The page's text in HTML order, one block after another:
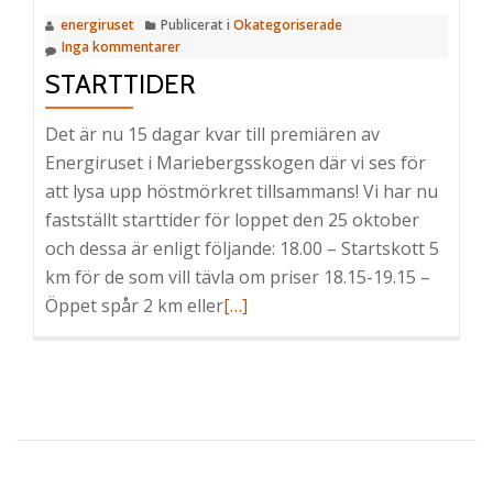
energiruset Publicerat i Okategoriserade
Inga kommentarer
STARTTIDER
Det är nu 15 dagar kvar till premiären av
Energiruset i Mariebergsskogen där vi ses för
att lysa upp höstmörkret tillsammans! Vi har nu
fastställt starttider för loppet den 25 oktober
och dessa är enligt följande: 18.00 – Startskott 5
km för de som vill tävla om priser 18.15-19.15 –
Öppet spår 2 km ellerLäs
[…]